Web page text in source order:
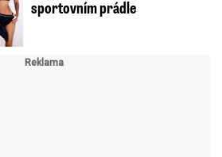
sportovním prádle